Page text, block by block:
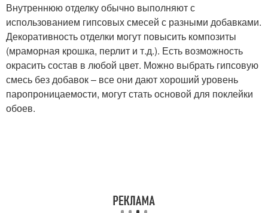
Внутреннюю отделку обычно выполняют с
использованием гипсовых смесей с разными добавками.
Декоративность отделки могут повысить композиты
(мраморная крошка, перлит и т.д.). Есть возможность
окрасить состав в любой цвет. Можно выбрать гипсовую
смесь без добавок – все они дают хороший уровень
паропроницаемости, могут стать основой для поклейки
обоев.